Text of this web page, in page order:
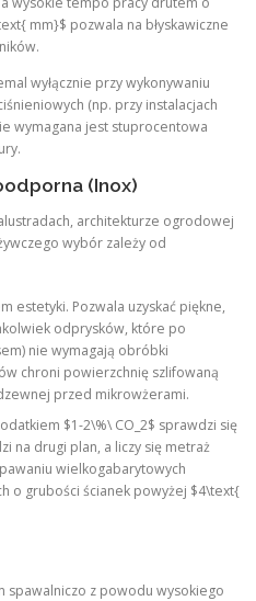
mm}$ pozwala na błyskawiczne
wyłącznie przy wykonywaniu
(np. przy instalacjach
wymagana jest stuprocentowa
(Inox)
architekturze ogrodowej
wybór zależy od
estetyki. Pozwala uzyskać piękne,
odprysków, które po
nie wymagają obróbki
chroni powierzchnię szlifowaną
przed mikrowżerami.
$1-2\%\ CO_2$ sprawdzi się
na drugi plan, a liczy się metraż
wielkogabarytowych
o grubości ścianek powyżej $4\text{
spawalniczo z powodu wysokiego